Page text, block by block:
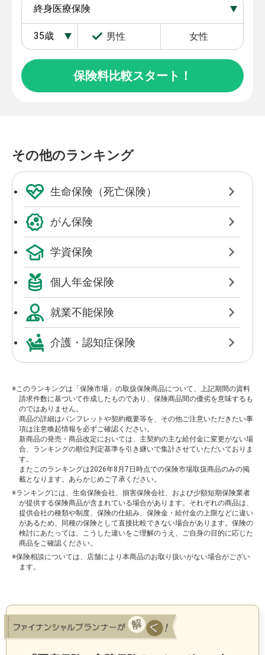
男性 女性
保険料比較スタート！
その他のランキング
生命保険（死亡保険）
がん保険
学資保険
個人年金保険
就業不能保険
介護・認知症保険
※このランキングは「保険市場」の取扱保険商品について、上記期間の資料
請求件数に基づいて作成したものであり、保険商品間の優劣を意味するも
のではありません。
商品の詳細はパンフレットや契約概要等を、その他ご注意いただきたい事
項は注意喚起情報を必ずご確認ください。
新商品の発売・商品改定においては、主契約の主な給付金に変更がない場
合、ランキングの順位判定基準を引き継いで集計させていただいておりま
す。
またこのランキングは2026年8月7日時点での保険市場取扱商品のみの掲
載となります。あらかじめご了承ください。
※ランキングには、生命保険会社、損害保険会社、および少額短期保険業者
が提供する保険商品が含まれている場合があります。それぞれの商品は、
提供会社の種類や制度、保険の仕組み、保険金・給付金の上限などに違い
があるため、同種の保険として直接比較できない場合があります。保険の
検討にあたっては、こうした違いをご理解のうえ、ご自身の目的に応じた
商品をご確認ください。
※保険相談については、店舗により本商品のお取り扱いがない場合がござい
ます。